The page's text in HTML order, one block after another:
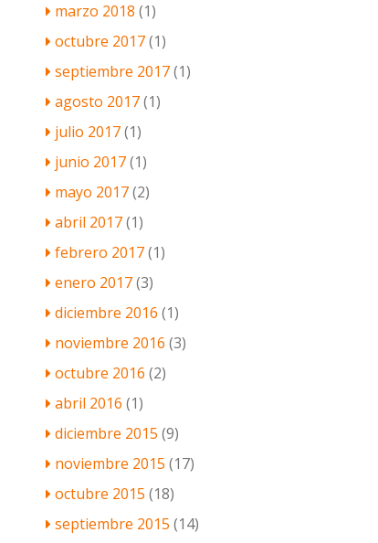
marzo 2018 (1)
octubre 2017(1)
septiembre 2017(1)
agosto 2017(1)
julio 2017(1)
junio 2017(1)
mayo 2017(2)
abril 2017(1)
febrero 2017(1)
enero 2017(3)
diciembre 2016 (1)
noviembre 2016 (3)
octubre 2016 (2)
abril 2016 (1)
diciembre 2015 (9)
noviembre 2015 (17)
octubre 2015 (18)
septiembre 2015 (14)